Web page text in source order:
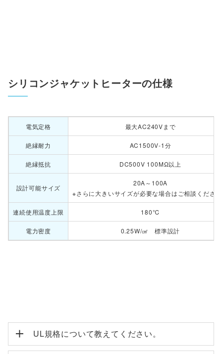
シリコンジャケットヒーターの仕様
電気定格 最大AC240Vまで
絶縁耐力 AC1500V-1分
絶縁抵抗 DC500V 100MΩ以上
設計可能サイズ
20A～100A
※さらに大きいサイズが必要な場合はご相談くださ
連続使用温度上限 180℃
電力密度 0.25W/㎠ 標準設計
UL規格について教えてください。